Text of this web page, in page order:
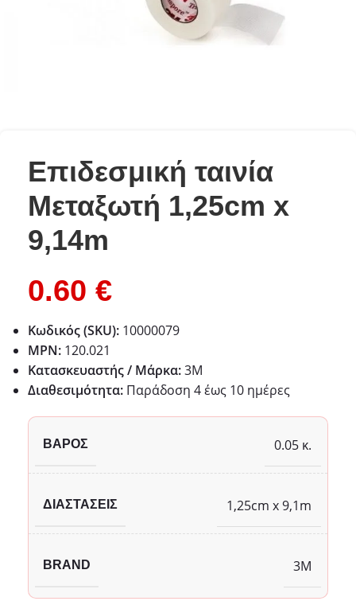
Επιδεσμική ταινία
Μεταξωτή 1,25cm x
9,14m
0.60 €
Κωδικός (SKU): 10000079
MPN: 120.021
Κατασκευαστής / Μάρκα:3M
Διαθεσιμότητα: Παράδoση 4 έως 10 ημέρες
ΒΆΡΟΣ 0.05 κ.
ΔΙΑΣΤΆΣΕΙΣ 1,25cm x 9,1m
BRAND 3M